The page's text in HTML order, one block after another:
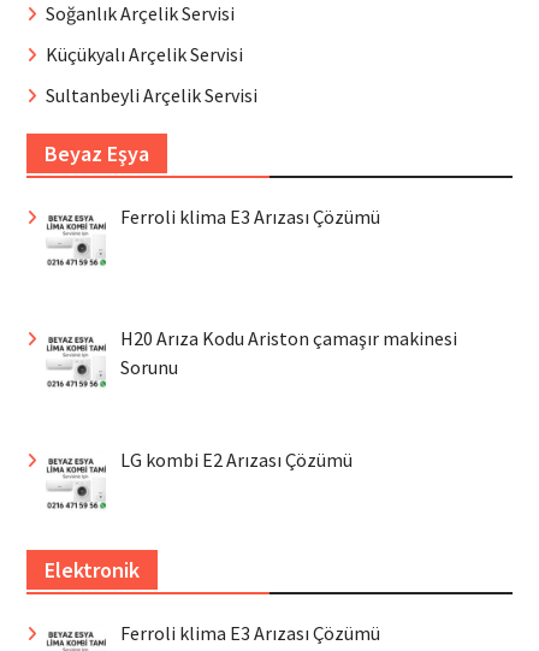
Soğanlık Arçelik Servisi
Küçükyalı Arçelik Servisi
Sultanbeyli Arçelik Servisi
Beyaz Eşya
Ferroli klima E3 Arızası Çözümü
H20 Arıza Kodu Ariston çamaşır makinesi
Sorunu
LG kombi E2 Arızası Çözümü
Elektronik
Ferroli klima E3 Arızası Çözümü